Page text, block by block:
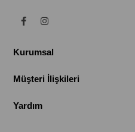
Kurumsal
Müşteri İlişkileri
Yardım